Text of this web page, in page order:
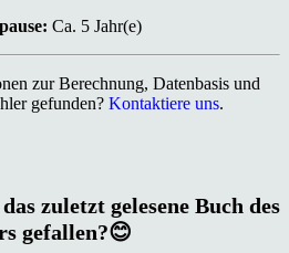
Ca. 5 Jahr(e)
zur Berechnung, Datenbasis und
gefunden? Kontaktiere uns.
zuletzt gelesene Buch des
gefallen?😊